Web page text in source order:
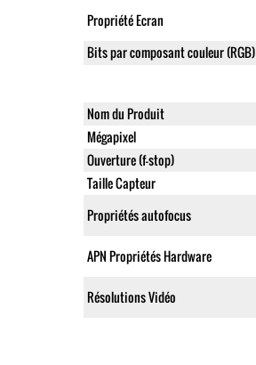
Propriété Ecran
Bits par composant couleur (RGB)
Nom du Produit
Mégapixel
Ouverture (f-stop)
Taille Capteur
Propriétés autofocus
APN Propriétés Hardware
Résolutions Vidéo